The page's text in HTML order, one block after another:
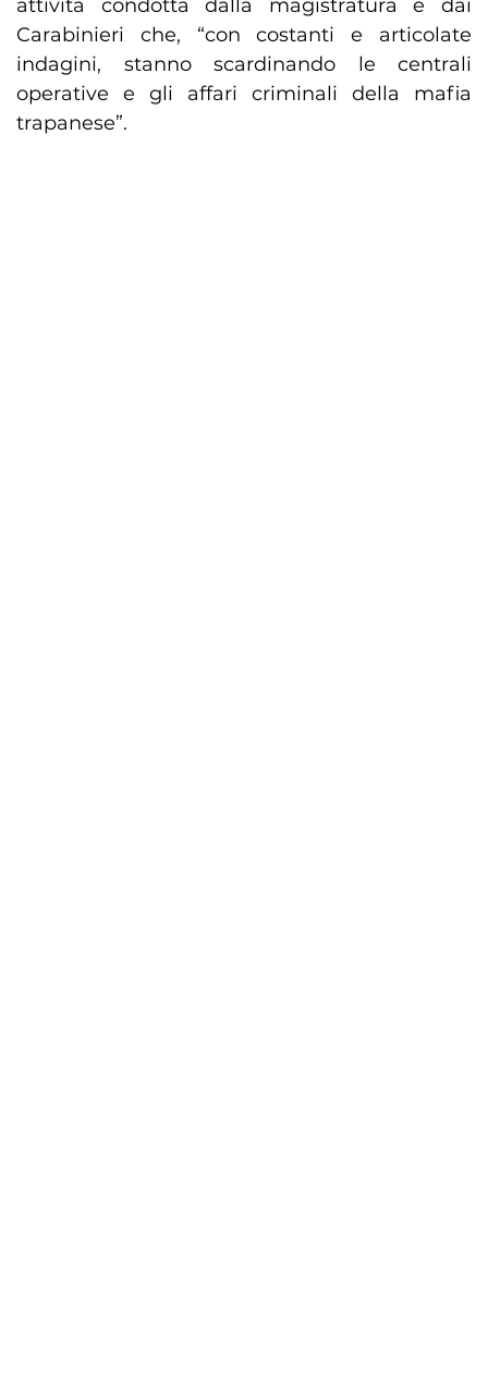
attività condotta dalla magistratura e dai
Carabinieri che, “con costanti e articolate
indagini, stanno scardinando le centrali
operative e gli affari criminali della mafia
trapanese”.